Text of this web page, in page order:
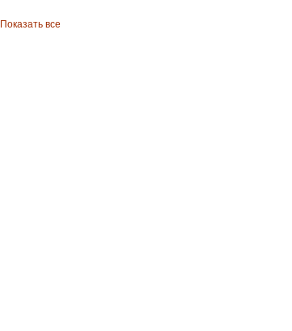
Показать все